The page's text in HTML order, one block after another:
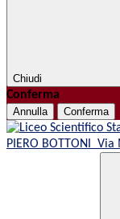
Chiudi
Conferma
Annulla Conferma
PIERO BOTTONI Via